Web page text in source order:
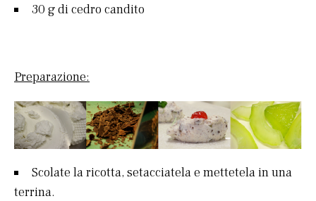
30 g di cedro candito
Preparazione:
Scolate la ricotta, setacciatela e mettetela in una
terrina.